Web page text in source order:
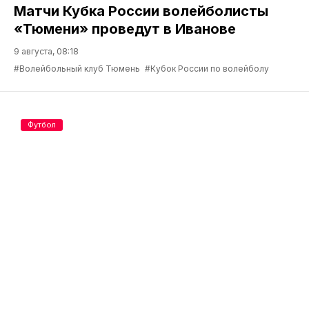
Матчи Кубка России волейболисты
«Тюмени» проведут в Иванове
9 августа, 08:18
#Волейбольный клуб Тюмень #Кубок России по волейболу
Футбол